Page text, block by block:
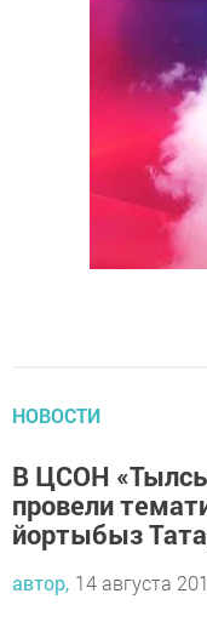
НОВОСТИ
В ЦСОН
провели
йортыбыз
автор, 14 августа